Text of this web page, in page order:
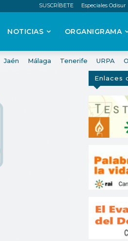
SUSCRÍBETE Especiales Odisur
NOTICIAS ORGANIGRAMA
Jaén Málaga Tenerife URPA
Enlaces